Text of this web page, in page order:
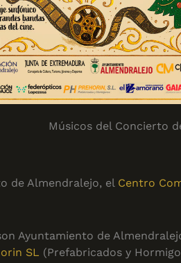
Músicos del Concierto
de Almendralejo, el Centro
Ayuntamiento de
SL (Prefabricados y